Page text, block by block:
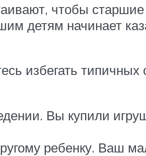
чтобы
детям начинает
избегать
Вы купили
ребенку. Ваш